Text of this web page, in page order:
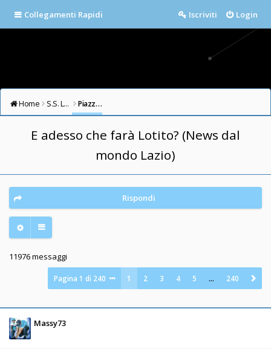
Collegamenti Rapidi Login
Iscriviti
Home S.S. LAZIO FORUM Piazza della Libertà
E adesso che farà Lotito? (News dal
mondo Lazio)
Rispondi
11976 messaggi
Pagina1 di 240 1 2 3 4 5 … 240
Massy73